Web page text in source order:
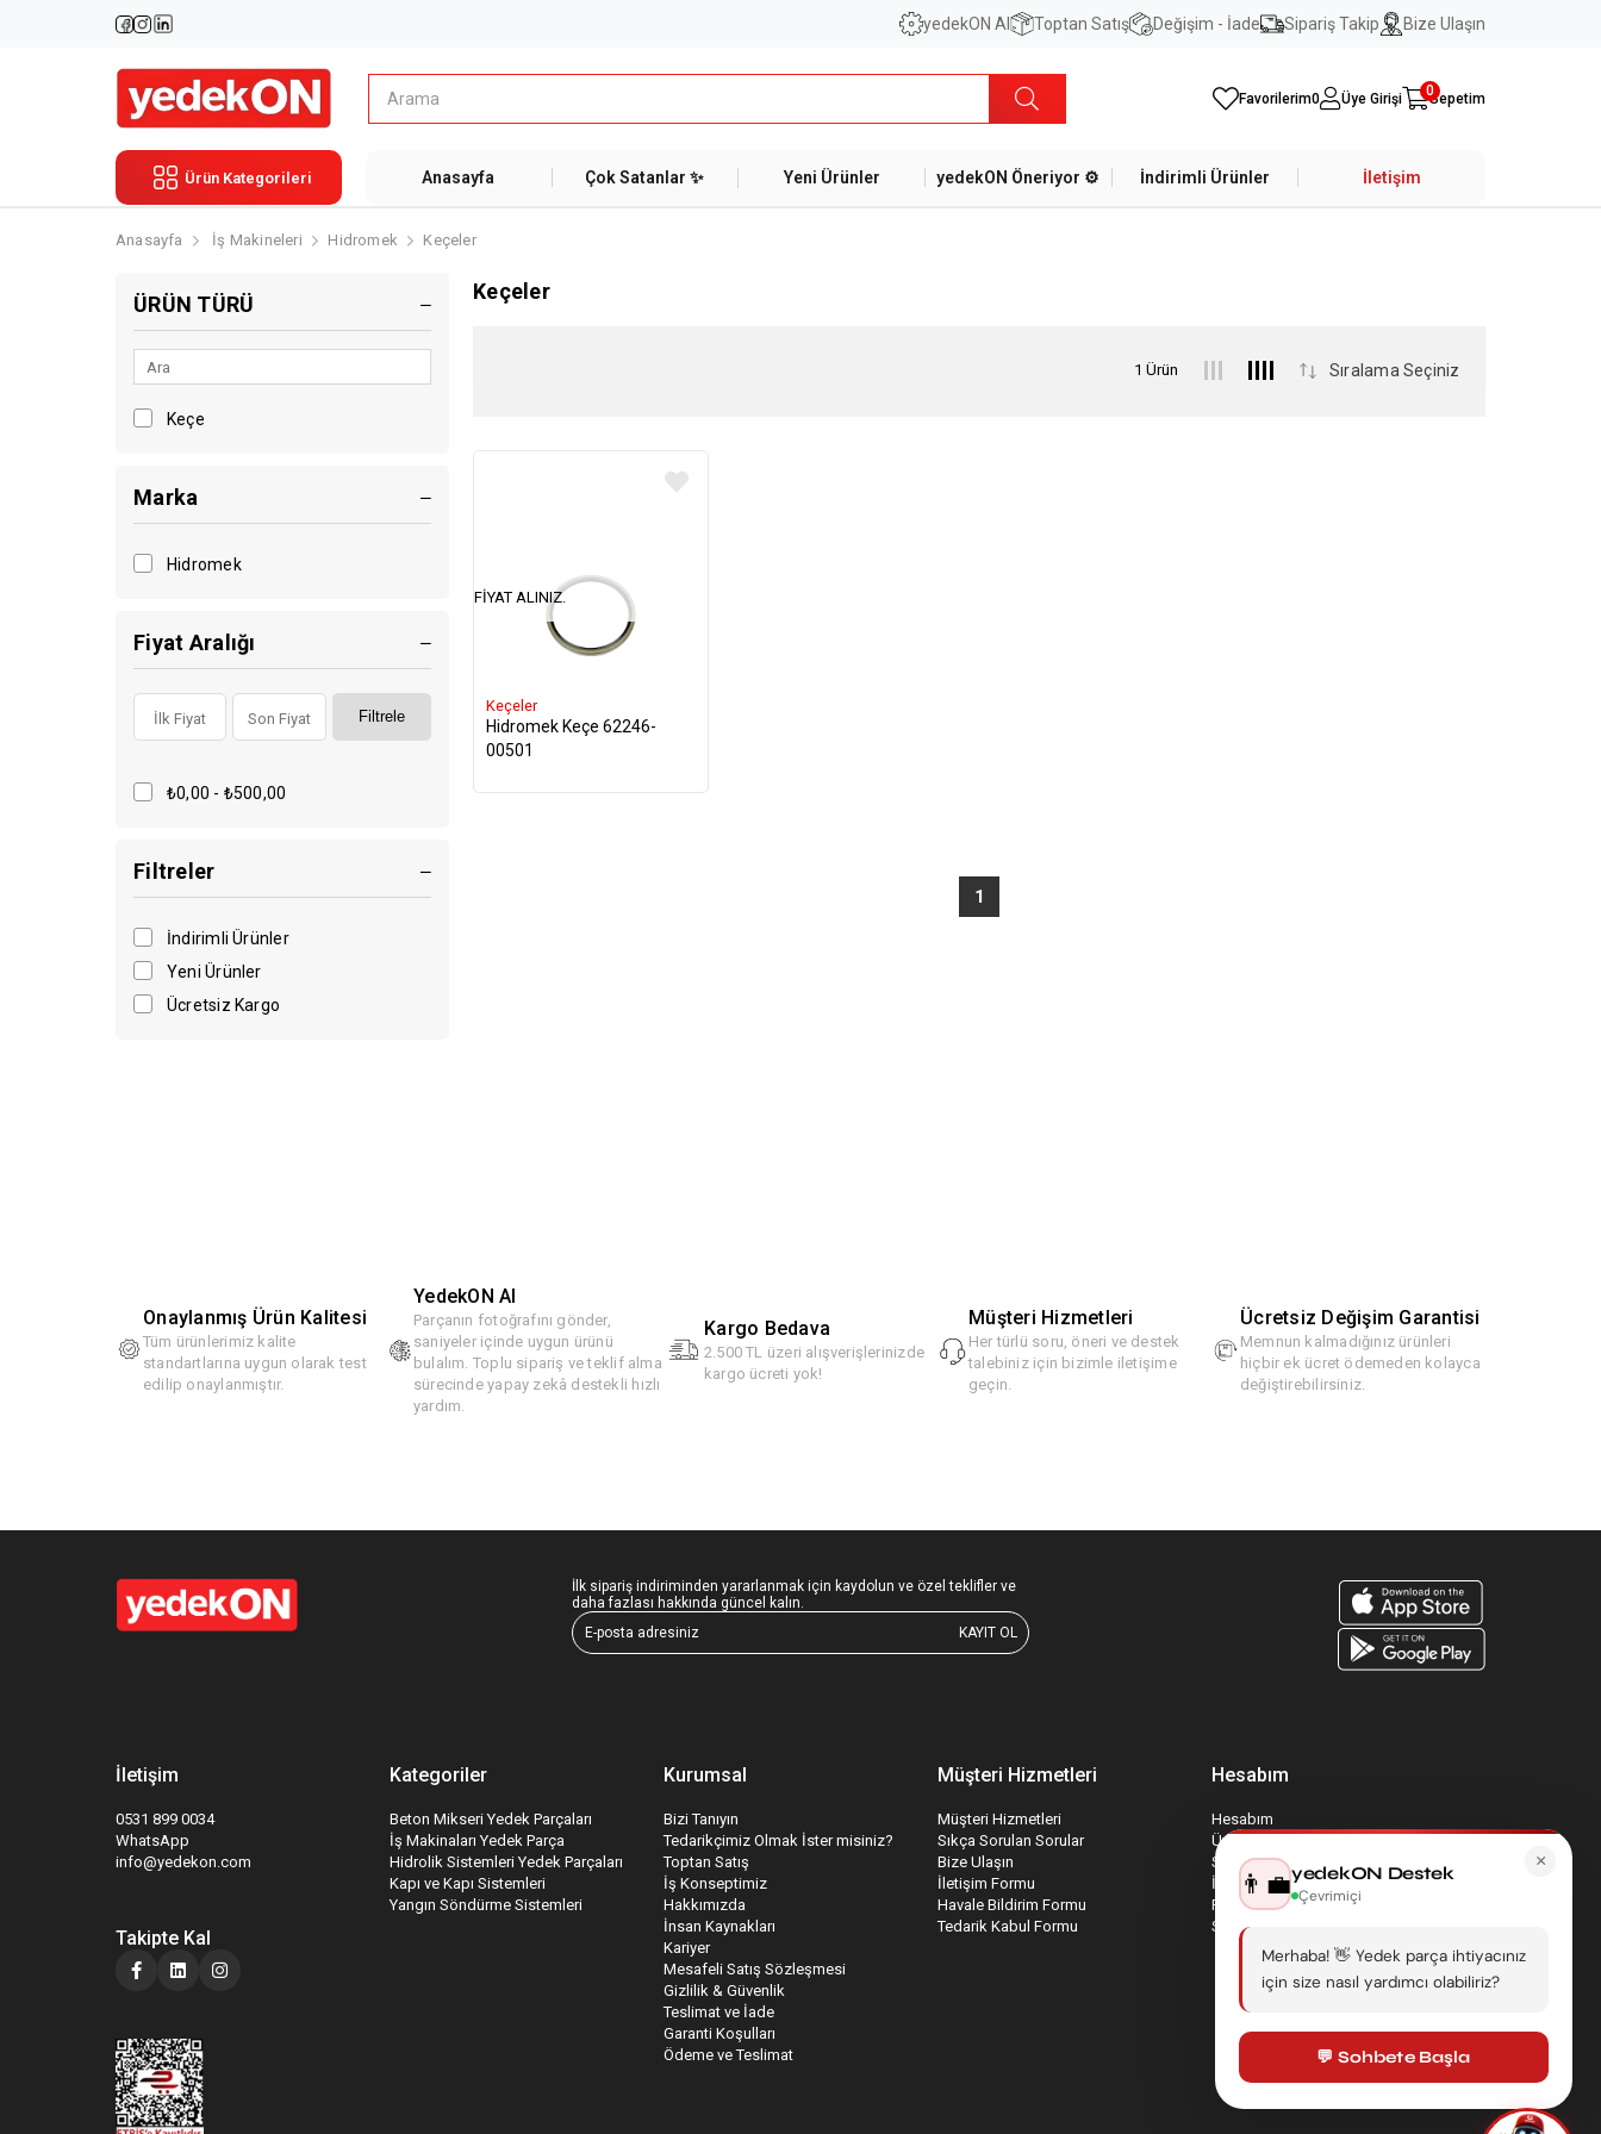
yedekON AI Toptan Satış Değişim - İade Sipariş Takip Bize Ulaşın
Favorilerim0 Üye Girişi Sepetim
0
Ürün Kategorileri Anasayfa Çok Satanlar ✨ Yeni Ürünler yedekON Öneriyor ⚙️ İndirimli Ürünler İletişim
Anasayfa İş Makineleri Hidromek Keçeler
ÜRÜN TÜRÜ
Keçe
Marka
Hidromek
Fiyat Aralığı
Filtrele
₺0,00 - ₺500,00
Filtreler
İndirimli Ürünler
Yeni Ürünler
Ücretsiz Kargo
Keçeler
1 Ürün
Keçeler
Hidromek Keçe 62246-
00501
FIYAT ALINIZ.
1
Onaylanmış Ürün Kalitesi
Tüm ürünlerimiz kalite
standartlarına uygun olarak test
edilip onaylanmıştır.
YedekON AI
Parçanın fotoğrafını gönder,
saniyeler içinde uygun ürünü
bulalım. Toplu sipariş ve teklif alma
sürecinde yapay zekâ destekli hızlı
yardım.
Kargo Bedava
2.500 TL üzeri alışverişlerinizde
kargo ücreti yok!
Müşteri Hizmetleri
Her türlü soru, öneri ve destek
talebiniz için bizimle iletişime
geçin.
Ücretsiz Değişim Garantisi
Memnun kalmadığınız ürünleri
hiçbir ek ücret ödemeden kolayca
değiştirebilirsiniz.
İlk sipariş indiriminden yararlanmak için kaydolun ve özel teklifler ve
daha fazlası hakkında güncel kalın.
KAYIT OL
İletişim
0531 899 0034
WhatsApp
info@yedekon.com
Takipte Kal
Kategoriler
Beton Mikseri Yedek Parçaları
İş Makinaları Yedek Parça
Hidrolik Sistemleri Yedek Parçaları
Kapı ve Kapı Sistemleri
Yangın Söndürme Sistemleri
Kurumsal
Bizi Tanıyın
Tedarikçimiz Olmak İster misiniz?
Toptan Satış
İş Konseptimiz
Hakkımızda
İnsan Kaynakları
Kariyer
Mesafeli Satış Sözleşmesi
Gizlilik & Güvenlik
Teslimat ve İade
Garanti Koşulları
Ödeme ve Teslimat
Müşteri Hizmetleri
Müşteri Hizmetleri
Sıkça Sorulan Sorular
Bize Ulaşın
İletişim Formu
Havale Bildirim Formu
Tedarik Kabul Formu
Hesabım
Hesabım
Üyelik Bilgilerim
Sepetim
İade Taleplerim
Favori Ürünlerim
Sipariş Takip
×
👨‍💼yedekON Destek
Çevrimiçi
Merhaba! 👋 Yedek parça ihtiyacınız
için size nasıl yardımcı olabiliriz?
💬 Sohbete Başla